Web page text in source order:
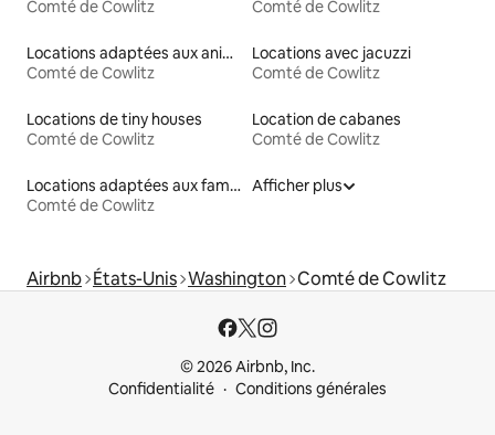
Comté de Cowlitz Comté de Cowlitz
Locations adaptées aux animaux
Comté de Cowlitz
Locations avec jacuzzi
Comté de Cowlitz
Locations de tiny houses
Comté de Cowlitz
Location de cabanes
Comté de Cowlitz
Locations adaptées aux familles
Comté de Cowlitz
Afficher plus
Airbnb États-Unis Washington Comté de Cowlitz
© 2026 Airbnb, Inc.
Confidentialité
Conditions générales